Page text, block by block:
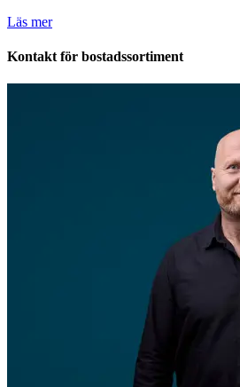
Läs mer
Kontakt för bostadssortiment